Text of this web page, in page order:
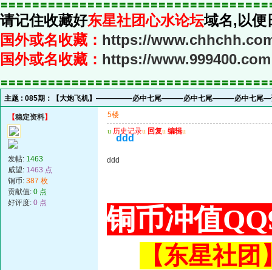
〓〓〓〓〓〓〓〓〓〓〓〓〓〓〓〓〓〓〓〓〓〓〓〓〓〓〓〓〓〓〓〓〓〓
请记住收藏好东星社团心水论坛域名,以便
国外或名收藏： https://
国外或名收藏： https://www.999400.com
〓〓〓〓〓〓〓〓〓〓〓〓〓〓〓〓〓〓〓〓〓〓〓〓〓〓〓〓〓〓〓〓〓〓
主题 : 085期：【大炮飞机】—————必中七尾———必中七尾———必中七尾—
【稳定资料】
发帖: 1463
威望: 1463 点
铜币: 387 枚
贡献值: 0 点
好评度: 0 点
5楼
u 历史记录u 回复u 编辑u
ddd
ddd
铜币冲值
【东星社